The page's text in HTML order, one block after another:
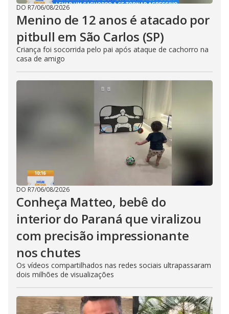
DO R7/06/08/2026
Menino de 12 anos é atacado por
pitbull em São Carlos (SP)
Criança foi socorrida pelo pai após ataque de cachorro na
casa de amigo
DO R7/06/08/2026
Conheça Matteo, bebê do
interior do Paraná que viralizou
com precisão impressionante
nos chutes
Os vídeos compartilhados nas redes sociais ultrapassaram
dois milhões de visualizações